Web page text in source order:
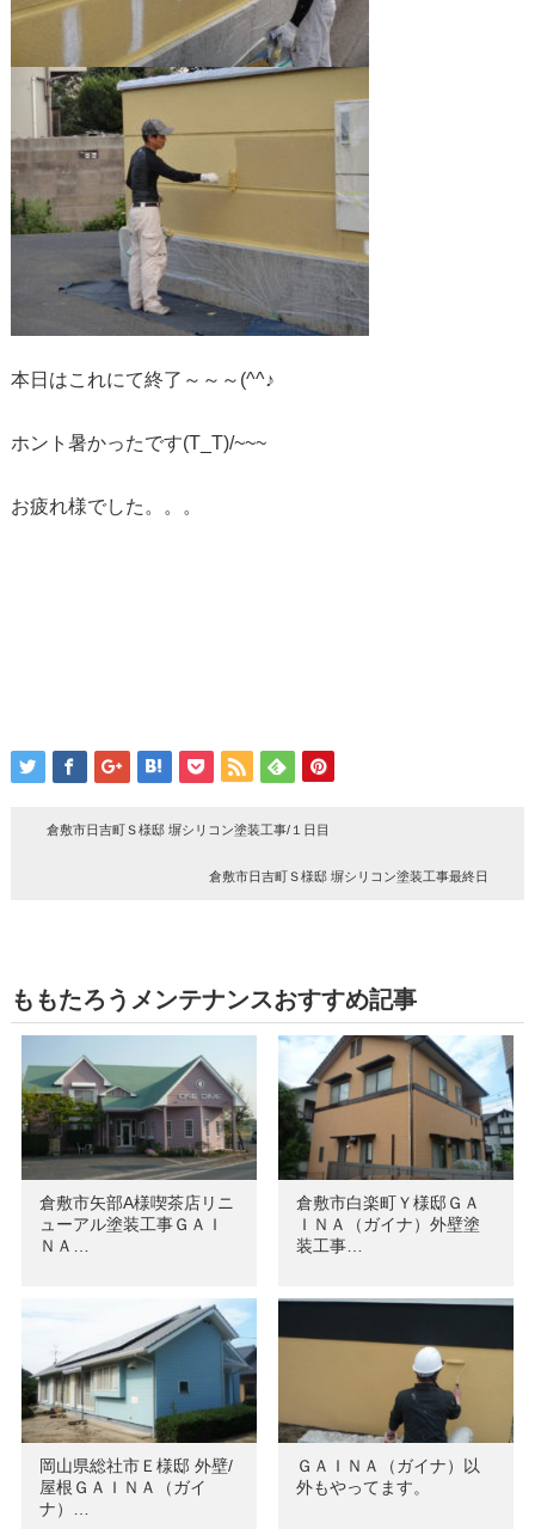
本日はこれにて終了～～～(^^♪
ホント暑かったです(T_T)/~~~
お疲れ様でした。。。
倉敷市日吉町Ｓ様邸 塀シリコン塗装工事/１日目
倉敷市日吉町Ｓ様邸 塀シリコン塗装工事最終日
ももたろうメンテナンスおすすめ記事
倉敷市矢部A様喫茶店リニ
ューアル塗装工事ＧＡＩ
ＮＡ…
倉敷市白楽町Ｙ様邸ＧＡ
ＩＮＡ（ガイナ）外壁塗
装工事…
岡山県総社市Ｅ様邸 外壁/
屋根ＧＡＩＮＡ（ガイ
ナ）…
ＧＡＩＮＡ（ガイナ）以
外もやってます。